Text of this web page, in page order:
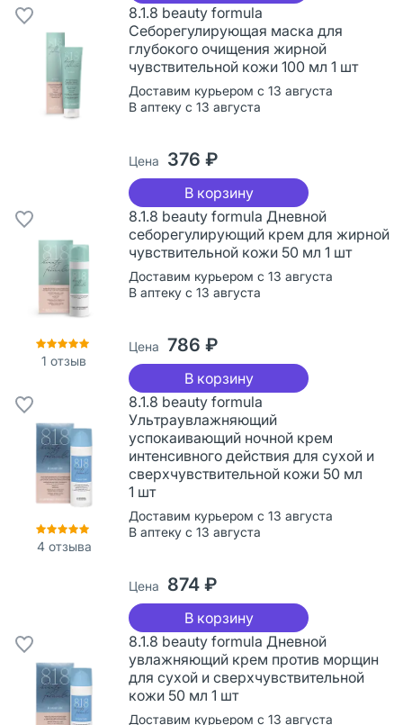
8.1.8 beauty formula
Себорегулирующая маска для
глубокого очищения жирной
чувствительной кожи 100 мл 1 шт
Доставим курьером с 13 августа
В аптеку с 13 августа
Цена 376 ₽
В корзину
1 отзыв
8.1.8 beauty formula Дневной
себорегулирующий крем для жирной
чувствительной кожи 50 мл 1 шт
Доставим курьером с 13 августа
В аптеку с 13 августа
Цена 786 ₽
В корзину
4отзыва
8.1.8 beauty formula
Ультраувлажняющий
успокаивающий ночной крем
интенсивного действия для сухой и
сверхчувствительной кожи 50 мл
1 шт
Доставим курьером с 13 августа
В аптеку с 13 августа
Цена 874 ₽
В корзину
8.1.8 beauty formula Дневной
увлажняющий крем против морщин
для сухой и сверхчувствительной
кожи 50 мл 1 шт
Доставим курьером с 13 августа